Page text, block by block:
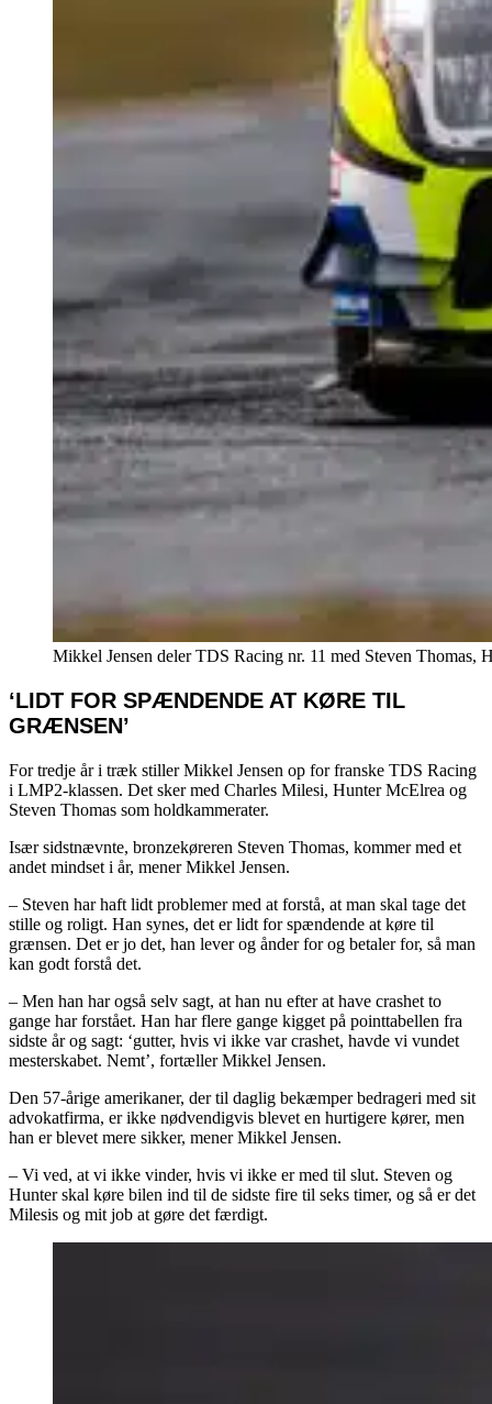
Mikkel Jensen deler TDS Racing nr. 11 med Steven
‘LIDT FOR SPÆNDENDE AT KØRE TIL
GRÆNSEN’
For tredje år i træk stiller Mikkel Jensen op for franske TDS Racing
i LMP2-klassen. Det sker med Charles Milesi, Hunter McElrea og
Steven Thomas som holdkammerater.
Især sidstnævnte, bronzekøreren Steven Thomas, kommer med et
andet mindset i år, mener Mikkel Jensen.
– Steven har haft lidt problemer med at forstå, at man skal tage det
stille og roligt. Han synes, det er lidt for spændende at køre til
grænsen. Det er jo det, han lever og ånder for og betaler for, så man
kan godt forstå det.
– Men han har også selv sagt, at han nu efter at have crashet to
gange har forstået. Han har flere gange kigget på pointtabellen fra
sidste år og sagt: ‘gutter, hvis vi ikke var crashet, havde vi vundet
mesterskabet. Nemt’, fortæller Mikkel Jensen.
Den 57-årige amerikaner, der til daglig bekæmper bedrageri med sit
advokatfirma, er ikke nødvendigvis blevet en hurtigere kører, men
han er blevet mere sikker, mener Mikkel Jensen.
– Vi ved, at vi ikke vinder, hvis vi ikke er med til slut. Steven og
Hunter skal køre bilen ind til de sidste fire til seks timer, og så er det
Milesis og mit job at gøre det færdigt.